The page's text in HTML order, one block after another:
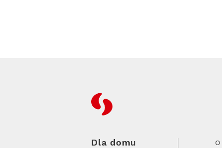
RFC
Dla domu